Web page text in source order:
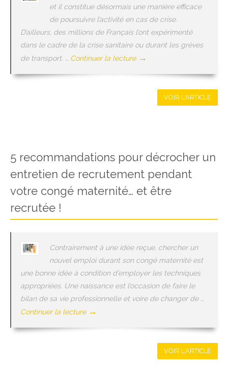
et il constitue désormais une manière efficace
de poursuivre l’activité en cas de crise.
D’ailleurs, des millions de Français l’ont expérimenté
dans le cadre de la crise sanitaire ou durant les grèves
de transport. … Continuer la lecture →
VOIR L'ARTICLE
5 recommandations pour décrocher un
entretien de recrutement pendant
votre congé maternité… et être
recrutée !
Contrairement à une idée reçue, chercher un
nouvel emploi durant son congé maternité est
une bonne idée à condition d’employer les techniques
appropriées. Une naissance est l’occasion de faire le
bilan de sa vie professionnelle et voire de changer de …
Continuer la lecture →
VOIR L'ARTICLE